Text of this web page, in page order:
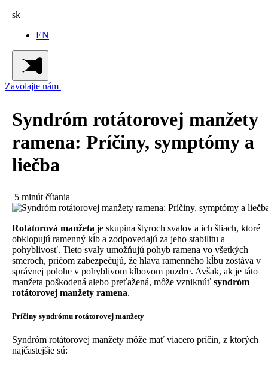
sk
EN
Zavolajte nám
Syndróm rotátorovej manžety
ramena: Príčiny, symptómy a
liečba
5 minút čítania
Rotátorová manžeta je skupina štyroch svalov a ich šliach, ktoré
obklopujú ramenný kĺb a zodpovedajú za jeho stabilitu a
pohyblivosť. Tieto svaly umožňujú pohyb ramena vo všetkých
smeroch, pričom zabezpečujú, že hlava ramenného kĺbu zostáva v
správnej polohe v pohyblivom kĺbovom puzdre. Avšak, ak je táto
manžeta poškodená alebo preťažená, môže vzniknúť syndróm
rotátorovej manžety ramena.
Príčiny syndrómu rotátorovej manžety
Syndróm rotátorovej manžety môže mať viacero príčin, z ktorých
najčastejšie sú: